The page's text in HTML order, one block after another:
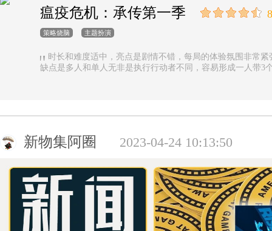
瘟疫危机：承传第一季
策略烧脑 主题扮演
时长和难度适中，亮点是剧情不错，每局的体验氛围非常
缺点是多人和单人无非是执行行动者不同，容易形成一人带3
新物集阿圈 2023-04-24 10:13:50